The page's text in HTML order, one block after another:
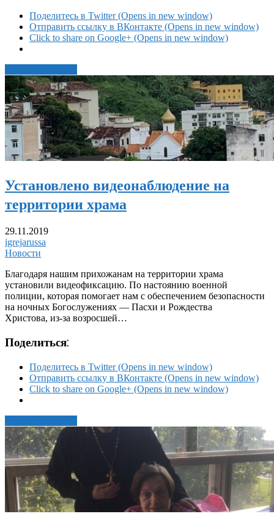
Поделитесь в Twitter (Opens in new window)
Отправить ссылку в ВКонтакте (Opens in new window)
Click to share on Google+ (Opens in new window)
Установлено видеонаблюдение на
территории храма
29.11.2019
igrejarussa
Новости
Благодаря нашим прихожанам на территории храма
установили видеофиксацию. По настоянию военной
полиции, которая помогает нам с обеспечением безопасности
на ночных Богослужениях — Пасхи и Рождества
Христова, из-за возросшей…
Поделиться:
Поделитесь в Twitter (Opens in new window)
Отправить ссылку в ВКонтакте (Opens in new window)
Click to share on Google+ (Opens in new window)